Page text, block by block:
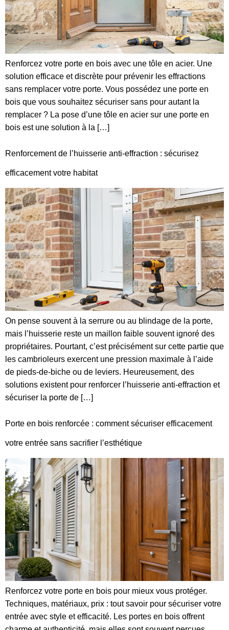
Renforcez votre porte en bois avec une tôle en acier. Une
solution efficace et discrète pour prévenir les effractions
sans remplacer votre porte. Vous possédez une porte en
bois que vous souhaitez sécuriser sans pour autant la
remplacer ? La pose d’une tôle en acier sur une porte en
bois est une solution à la […]
Renforcement de l’huisserie anti-effraction : sécurisez
efficacement votre habitat
On pense souvent à la serrure ou au blindage de la porte,
mais l’huisserie reste un maillon faible souvent ignoré des
propriétaires. Pourtant, c’est précisément sur cette partie que
les cambrioleurs exercent une pression maximale à l’aide
de pieds-de-biche ou de leviers. Heureusement, des
solutions existent pour renforcer l’huisserie anti-effraction et
sécuriser la porte de […]
Porte en bois renforcée : comment sécuriser efficacement
votre entrée sans sacrifier l’esthétique
Renforcez votre porte en bois pour mieux vous protéger.
Techniques, matériaux, prix : tout savoir pour sécuriser votre
entrée avec style et efficacité. Les portes en bois offrent